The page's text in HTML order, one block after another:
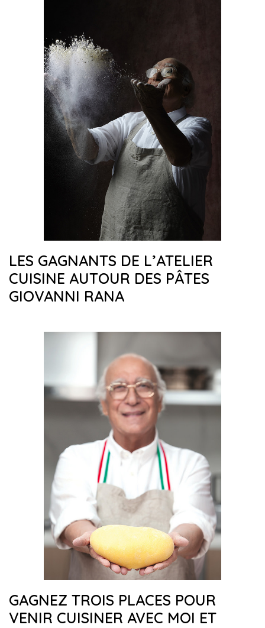
LES GAGNANTS DE L’ATELIER
CUISINE AUTOUR DES PÂTES
GIOVANNI RANA
GAGNEZ TROIS PLACES POUR
VENIR CUISINER AVEC MOI ET